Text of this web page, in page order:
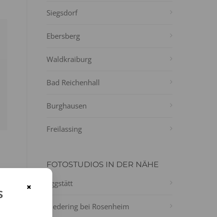
Siegsdorf
Ebersberg
Waldkraiburg
Bad Reichenhall
Burghausen
Freilassing
FOTOSTUDIOS IN DER NÄHE
Eggstätt
Riedering bei Rosenheim
×